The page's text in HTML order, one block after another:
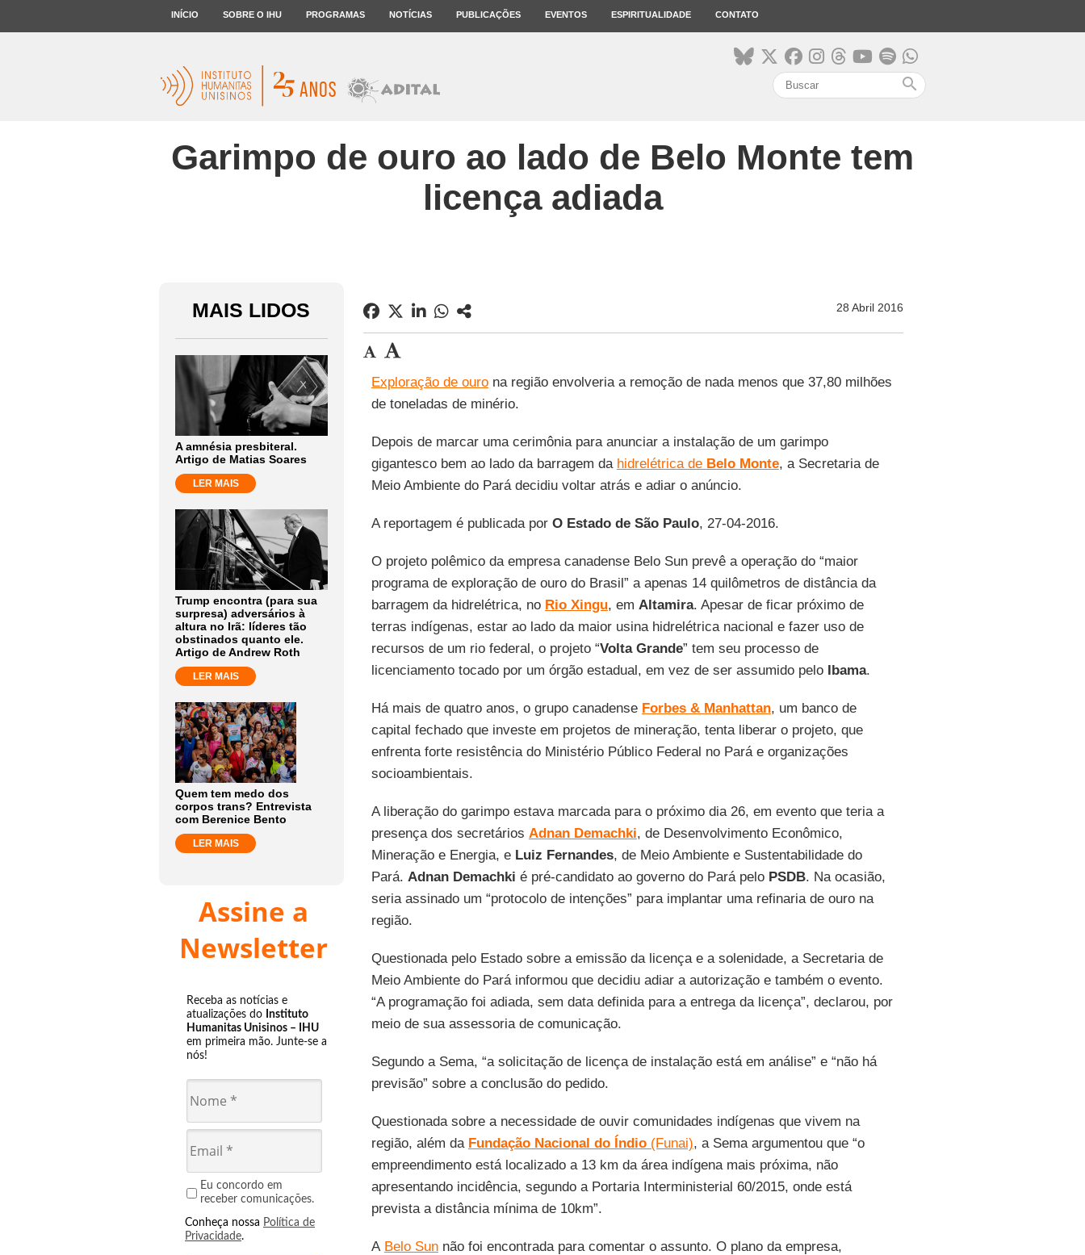
INÍCIO SOBRE O IHU PROGRAMAS NOTÍCIAS PUBLICAÇÕES EVENTOS ESPIRITUALIDADE CONTATO
search
Garimpo de ouro ao lado de Belo Monte tem
licença adiada
MAIS LIDOS
A amnésia presbiteral.
Artigo de Matias Soares
LER MAIS
Trump encontra (para sua
surpresa) adversários à
altura no Irã: líderes tão
obstinados quanto ele.
Artigo de Andrew Roth
LER MAIS
Quem tem medo dos
corpos trans? Entrevista
com Berenice Bento
LER MAIS
Assine a
Newsletter
Receba as notícias e
atualizações do Instituto
Humanitas Unisinos – IHU
em primeira mão. Junte-se a
nós!
Eu concordo em
receber comunicações.
Conheça nossa Política de
Privacidade.
28 Abril 2016
Exploração de ourona região envolveria a remoção de nada menos que 37,80 milhões
de toneladas de minério.
Depois de marcar uma cerimônia para anunciar a instalação de um garimpo
gigantesco bem ao lado da barragem da hidrelétrica de Belo Monte, a Secretaria de
Meio Ambiente do Pará decidiu voltar atrás e adiar o anúncio.
A reportagem é publicada por O Estado de São Paulo, 27-04-2016.
O projeto polêmico da empresa canadense Belo Sun prevê a operação do “maior
programa de exploração de ouro do Brasil” a apenas 14 quilômetros de distância da
barragem da hidrelétrica, no Rio Xingu, em Altamira. Apesar de ficar próximo de
terras indígenas, estar ao lado da maior usina hidrelétrica nacional e fazer uso de
recursos de um rio federal, o projeto “Volta Grande” tem seu processo de
licenciamento tocado por um órgão estadual, em vez de ser assumido pelo Ibama.
Há mais de quatro anos, o grupo canadense Forbes & Manhattan, um banco de
capital fechado que investe em projetos de mineração, tenta liberar o projeto, que
enfrenta forte resistência do Ministério Público Federal no Pará e organizações
socioambientais.
A liberação do garimpo estava marcada para o próximo dia 26, em evento que teria a
presença dos secretários Adnan Demachki, de Desenvolvimento Econômico,
Mineração e Energia, e Luiz Fernandes, de Meio Ambiente e Sustentabilidade do
Pará. Adnan Demachki é pré-candidato ao governo do Pará pelo PSDB. Na ocasião,
seria assinado um “protocolo de intenções” para implantar uma refinaria de ouro na
região.
Questionada pelo Estado sobre a emissão da licença e a solenidade, a Secretaria de
Meio Ambiente do Pará informou que decidiu adiar a autorização e também o evento.
“A programação foi adiada, sem data definida para a entrega da licença”, declarou, por
meio de sua assessoria de comunicação.
Segundo a Sema, “a solicitação de licença de instalação está em análise” e “não há
previsão” sobre a conclusão do pedido.
Questionada sobre a necessidade de ouvir comunidades indígenas que vivem na
região, além da Fundação Nacional do Índio(Funai), a Sema argumentou que “o
empreendimento está localizado a 13 km da área indígena mais próxima, não
apresentando incidência, segundo a Portaria Interministerial 60/2015, onde está
prevista a distância mínima de 10km”.
A Belo Sunnão foi encontrada para comentar o assunto. O plano da empresa,